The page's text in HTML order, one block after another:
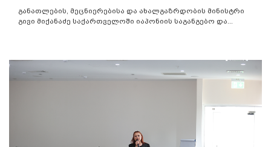
განათლების, მეცნიერებისა და ახალგაზრდობის მინისტრი
გივი მიქანაძე საქართველოში იაპონიის საგანგებო და...